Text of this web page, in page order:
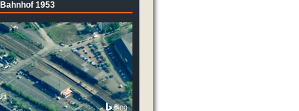
Bahnhof 1953